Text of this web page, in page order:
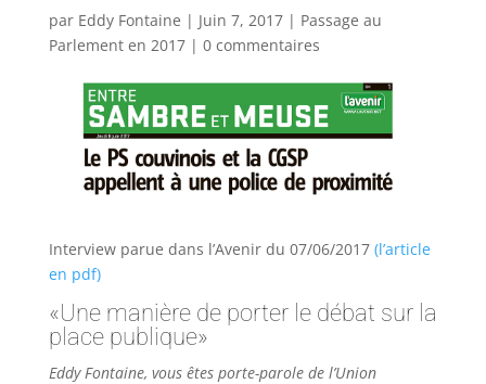
par Eddy Fontaine | Juin 7, 2017| Passage au
Parlement en 2017| 0 commentaires
Interview parue dans l’Avenir du 07/06/2017 (l’article
en pdf)
«Une manière de porter le débat sur la
place publique»
Eddy Fontaine, vous êtes porte-parole de l’Union